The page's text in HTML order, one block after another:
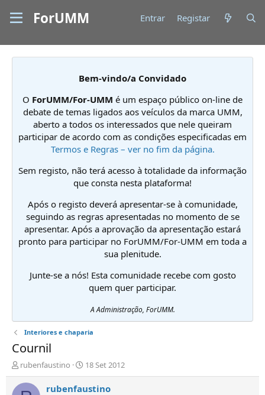
ForUMM Entrar Registar
Bem-vindo/a Convidado
O ForUMM/For-UMM é um espaço público on-line de
debate de temas ligados aos veículos da marca UMM,
aberto a todos os interessados que nele queiram
participar de acordo com as condições especificadas em
Termos e Regras – ver no fim da página.
Sem registo, não terá acesso à totalidade da informação
que consta nesta plataforma!
Após o registo deverá apresentar-se à comunidade,
seguindo as regras apresentadas no momento de se
apresentar. Após a aprovação da apresentação estará
pronto para participar no ForUMM/For-UMM em toda a
sua plenitude.
Junte-se a nós! Esta comunidade recebe com gosto
quem quer participar.
A Administração, ForUMM.
Interiores e chaparia
Cournil
I
n
i
rubenfaustino
D
a
t
18 Set 2012
rubenfaustino